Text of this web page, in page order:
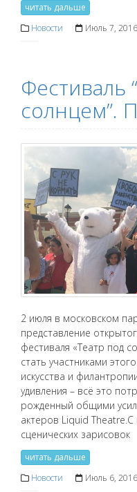
читать дальше
Новости
Июль 7, 2016
Фестиваль
солнцем”.
2 июля в московском
представление
фестиваля «Театр под
стать участниками
искусства и
удивления – всё это
рожденный общими
актеров Liquid
сценических зарисовок
читать дальше
Новости
Июль 6, 2016